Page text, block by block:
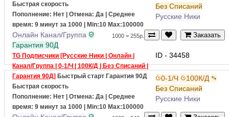
Гарантия 60Д] Быстрый старт
Быстрая скорость
Пополнение: Нет | Отмена: Да | Среднее
время: 9 минут за 1000 | Min:10 Max:100000
0-1/Ч
100К/Д
Без Списаний
Онлайн Канал/Группа
Гарантия 90Д
TG Подписчики [Русские Ники | Онлайн |
Канал/Группа | 0-1/Ч | 100К/Д | Без Списаний |
Гарантия 90Д] Быстрый старт
Быстрая скорость
Пополнение: Нет | Отмена: Да | Среднее
ID - 34458
0-1/Ч
100К/Д
Без Списаний